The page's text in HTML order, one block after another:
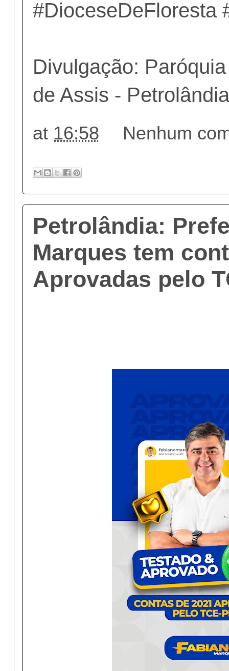
#DioceseDeFloresta
Divulgação:
de Assis -
at 16:58 Nenhum
Petrolândia:
Marques tem
Aprovadas pelo